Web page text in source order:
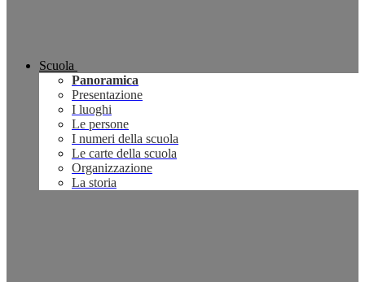
Scuola
Panoramica
Presentazione
I luoghi
Le persone
I numeri della scuola
Le carte della scuola
Organizzazione
La storia